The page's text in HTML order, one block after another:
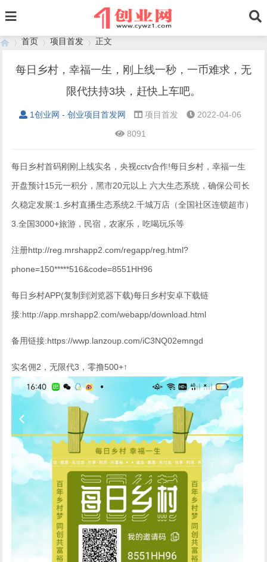
首页 项目首发
›
正文
每日乡村，幸福一生，刚上线一秒，一币难求，无
限代扶持3块，赶快上车吧。
1创业网 - 创业项目首发网 项目首发
2022-04-06
8091
每日乡村首码刚刚上线实名，央视cctv合作!每日乡村，幸福一生
开盘预计15元一积分，黑市20元以上 六大生态系统，确保公司长
久稳定发展:1.乡村直播生态系统2.千城万店（全国社区连锁超市）
3.全国3000+旅游，民宿，农家乐，吃喝玩乐等
注册http://reg.mrshapp2.com/regapp/reg.html?
phone=150*****516&code=8551HH96
每日乡村APP(复制到浏览器下载)每日乡村安卓下载链
接:http://app.mrshapp2.com/webapp/download.html
备用链接:https://wwp.lanzoup.com/iC3NQ02emngd
实名佣2，无限代3，零撸500+↑